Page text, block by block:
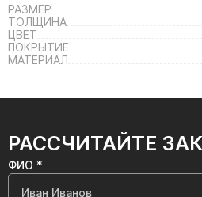
РАЗМЕР
ТОЛЩИНА
ЦВЕТ
ПОКРЫТИЕ
МАТЕРИАЛ
РАССЧИТАЙТЕ
ФИО *